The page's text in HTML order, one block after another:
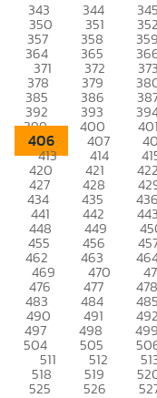
343 344 345
350 351 352
357 358 359
364 365
371 372 373
378 379
385 386
392 393
399 400 401
406 407
413 414
420 421 422
427 428
434 435 436
441 442 443
448 449
455 456
462 463
469 470
476 477 478
483 484 485
490 491 492
497 498 499
504 505
511 512
518 519
525 526